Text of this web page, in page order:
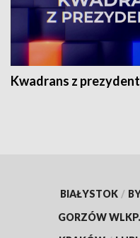
Kwadrans z
BIAŁYSTOK /
GORZÓW WLKP.